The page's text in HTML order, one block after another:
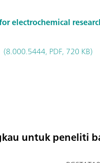
electrochemical
(8.000.5444, PDF, 720 KB)
untuk peneliti